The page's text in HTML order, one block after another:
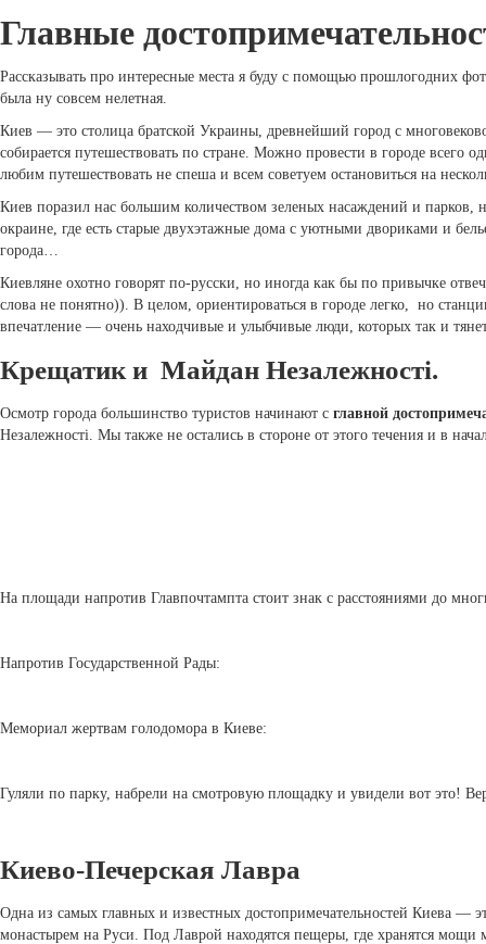
Главные
Рассказывать про интересные места я буду с помощью прошлогодних
была ну совсем нелетная.
Киев — это столица братской Украины, древнейший город с
собирается путешествовать по стране. Можно провести в городе всего
любим путешествовать не спеша и всем советуем остановиться на
Киев поразил нас большим количеством зеленых насаждений и парков,
окраине, где есть старые двухэтажные дома с уютными двориками и
города…
Киевляне охотно говорят по-русски, но иногда как бы по привычке
слова не понятно)). В целом, ориентироваться в городе легко, но
впечатление — очень находчивые и улыбчивые люди, которых так и
Крещатик и Майдан Незалежності.
Осмотр города большинство туристов начинают с главной
Незалежності. Мы также не остались в стороне от этого течения и в
На площади напротив Главпочтампта стоит знак с расстояниями до
Напротив Государственной Рады:
Мемориал жертвам голодомора в Киеве:
Гуляли по парку, набрели на смотровую площадку и увидели вот это!
Киево-Печерская Лавра
Одна из самых главных и известных достопримечательностей Киева —
монастырем на Руси. Под Лаврой находятся пещеры, где хранятся